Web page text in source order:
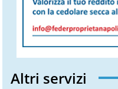
Altri servizi